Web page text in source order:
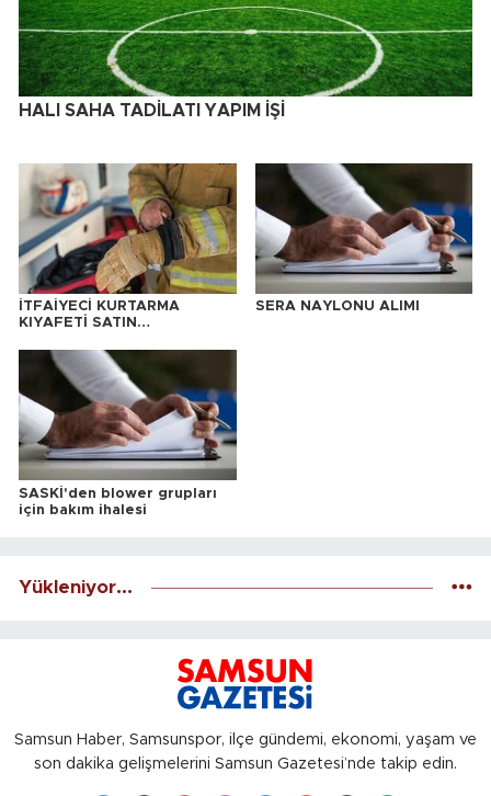
HALI SAHA TADİLATI YAPIM İŞİ
İTFAİYECİ KURTARMA
KIYAFETİ SATIN
SERA NAYLONU ALIMI
SASKİ'den blower grupları
için bakım ihalesi
Yükleniyor...
Samsun Haber, Samsunspor, ilçe gündemi, ekonomi, yaşam ve
son dakika gelişmelerini Samsun Gazetesi’nde takip edin.